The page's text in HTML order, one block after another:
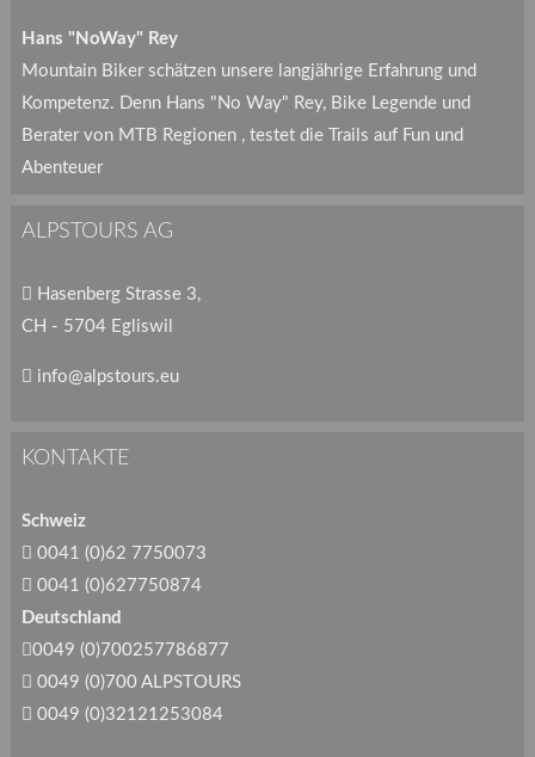
Hans "NoWay" Rey
Mountain Biker schätzen unsere langjährige Erfahrung und
Kompetenz. Denn Hans "No Way" Rey, Bike Legende und
Berater von MTB Regionen , testet die Trails auf Fun und
Abenteuer
ALPSTOURS AG
Hasenberg Strasse 3,
CH - 5704 Egliswil
info@alpstours.eu
KONTAKTE
Schweiz
0041 (0)62 7750073
0041 (0)627750874
Deutschland
0049 (0)700257786877
0049 (0)700 ALPSTOURS
0049 (0)32121253084